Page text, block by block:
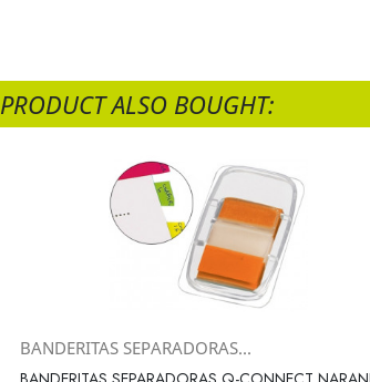
PRODUCT ALSO BOUGHT:
 Vista rápida
BANDERITAS SEPARADORAS...